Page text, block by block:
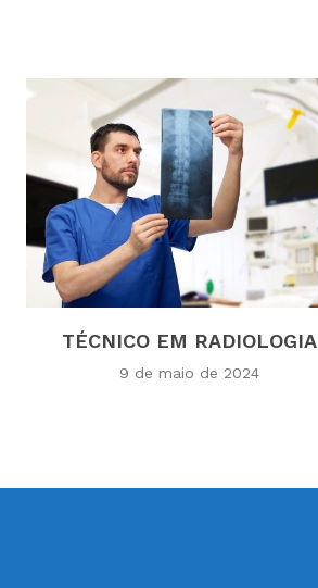
TÉCNICO EM RADIOLOGIA
9 de maio de 2024